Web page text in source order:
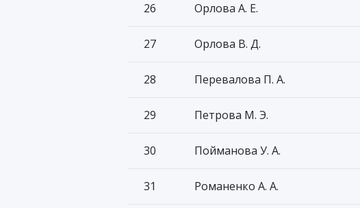
26 Орлова А. Е.
27 Орлова В. Д.
28 Перевалова П. А.
29 Петрова М. Э.
30 Пойманова У. А.
31 Романенко А. А.